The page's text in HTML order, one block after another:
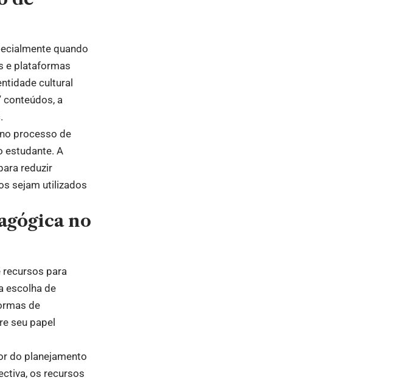
quando
e plataformas
cultural
conteúdos, a
processo de
estudante. A
reduzir
sejam utilizados
no
para
escolha de
de
seu papel
do planejamento
os recursos